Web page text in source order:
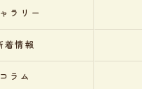
ラリー
着情報
コラム